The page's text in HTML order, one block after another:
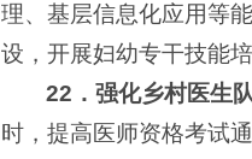
理、基层信息化应用等
设，开展妇幼专干技能
22 ．强化乡村医生
时，提高医师资格考试